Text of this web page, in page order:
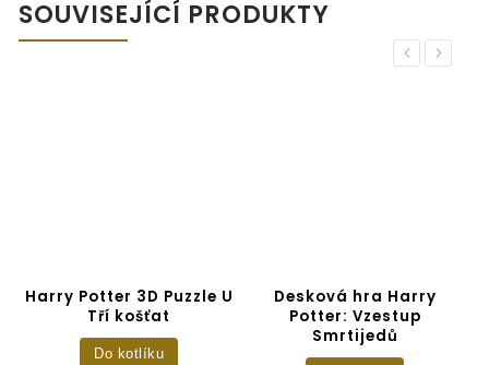
SOUVISEJÍCÍ PRODUKTY
Previous
Harry Potter 3D Puzzle U
Tří košťat
Do kotlíku
Desková hra Harry
Potter: Vzestup
Smrtijedů
Next